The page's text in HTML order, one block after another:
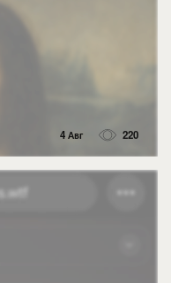
4 Авг 220